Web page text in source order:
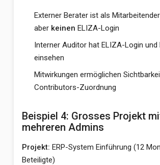
Externer Berater ist als
aber keinen ELIZA-Login
Interner Auditor hat ELIZA-Login und
einsehen
Mitwirkungen ermöglichen
Contributors-Zuordnung
Beispiel 4: Grosses Projekt
mehreren Admins
Projekt: ERP-System Einführung (12
Beteiligte)